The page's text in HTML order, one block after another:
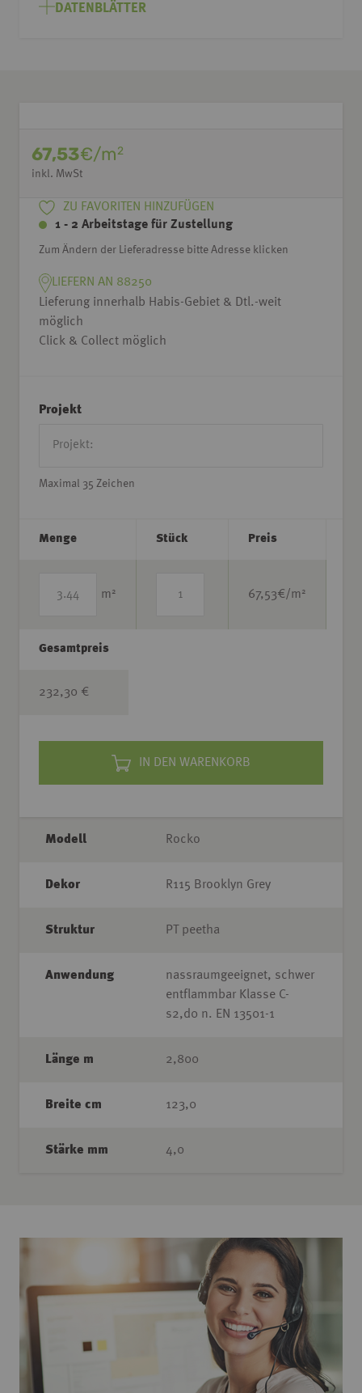
DATENBLÄTTER
67,53€/m2
inkl. MwSt
ZU FAVORITEN HINZUFÜGEN
1 - 2 Arbeitstage für Zustellung
Zum Ändern der Lieferadresse bitte Adresse klicken
LIEFERN AN 88250
Lieferung innerhalb Habis-Gebiet & Dtl.-weit
möglich
Click & Collect möglich
Projekt
Maximal 35 Zeichen
Menge
m 2
Stück Preis
67,53€/m 2
Gesamtpreis
232,30 €
IN DEN WARENKORB
Modell Rocko
Dekor R115 Brooklyn Grey
Struktur PT peetha
Anwendung
nassraumgeeignet, schwer
entflammbar Klasse C-
s2,d0 n. EN 13501-1
Länge m 2,800
Breite cm 123,0
Stärke mm 4,0